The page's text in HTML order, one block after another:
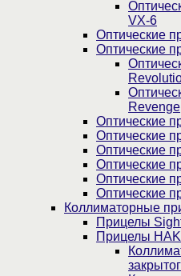
VX-6
Оптические
Оптические
Revenge
Оптические
Оптические
Оптические
Оптические
Оптические
Оптические
Коллиматорные
Прицелы
Прицелы